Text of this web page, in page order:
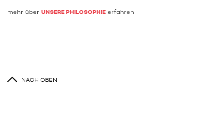
mehr über UNSERE PHILOSOPHIE erfahren
NACH OBEN